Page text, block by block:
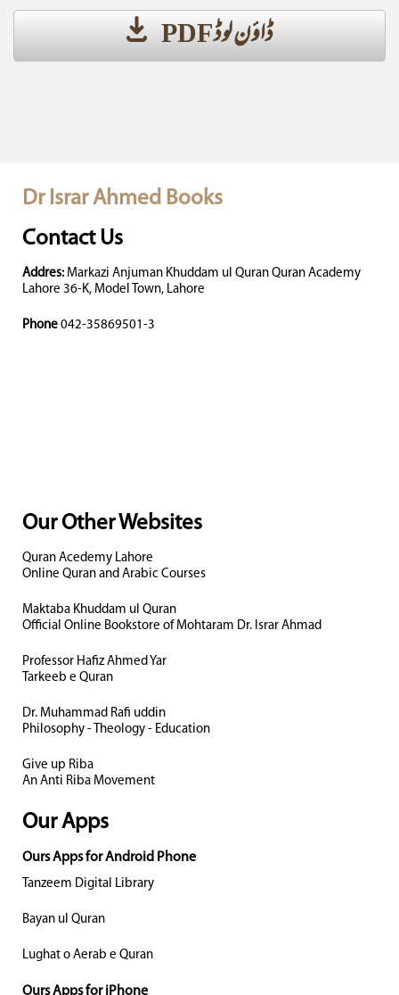
ڈاؤن لوڈ PDF
Dr Israr Ahmed Books
Contact Us
Addres: Markazi Anjuman Khuddam ul Quran Quran Academy
Lahore 36-K, Model Town, Lahore
Phone 042-35869501-3
Our Other Websites
Quran Acedemy Lahore
Online Quran and Arabic Courses
Maktaba Khuddam ul Quran
Official Online Bookstore of Mohtaram Dr. Israr Ahmad
Professor Hafiz Ahmed Yar
Tarkeeb e Quran
Dr. Muhammad Rafi uddin
Philosophy - Theology - Education
Give up Riba
An Anti Riba Movement
Our Apps
Ours Apps for Android Phone
Tanzeem Digital Library
Bayan ul Quran
Lughat o Aerab e Quran
Ours Apps for iPhone